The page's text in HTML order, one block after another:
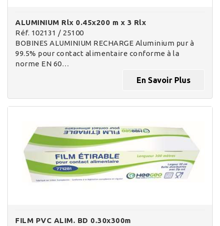
ALUMINIUM Rlx 0.45x200 m x 3 Rlx
Réf. 102131 / 25100
BOBINES ALUMINIUM RECHARGE Aluminium pur à
99.5% pour contact alimentaire conforme à la
norme EN 60…
En Savoir Plus
FILM PVC ALIM. BD 0.30x300m